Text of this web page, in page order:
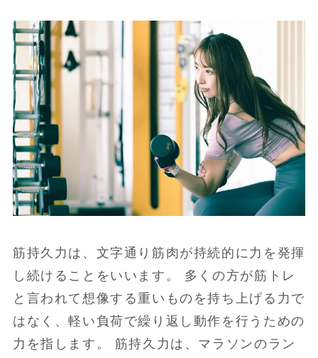
筋持久力は、文字通り筋肉が持続的に力を発揮
し続けることをいいます。 多くの方が筋トレ
と言われて想像する重いものを持ち上げる力で
はなく、軽い負荷で繰り返し動作を行うための
力を指します。 筋持久力は、マラソンのラン